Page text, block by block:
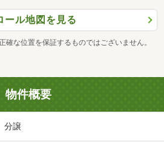
ール地図を見る
確な位置を保証するものではございません。
物件概要
分譲